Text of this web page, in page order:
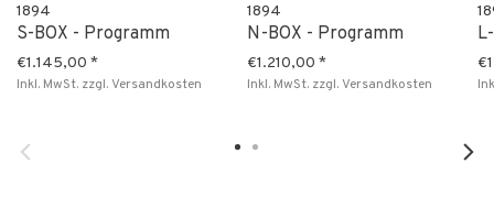
1894
S-BOX - Programm
€1.145,00 *
Inkl. MwSt. zzgl.Versandkosten
1894
N-BOX - Programm
€1.210,00 *
Inkl. MwSt. zzgl.Versandkosten